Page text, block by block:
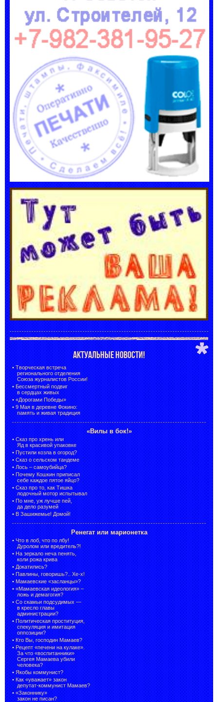
АКТУАЛЬНЫЕ НОВОСТИ!
• Творческая встреча
регионального отделения
Союза журналистов России!
• Бессмертный подвиг
в сердцах живых
• «Дорогами Победы»
• 9 Мая в деревне Фокино:
память и живая традиция
«Вилы в бок!»
• Сказ про хрень или
Яд в красивой упаковке
• Пустили козла в огород?
• Сказ о сельском тандеме
• Лось – самоубийца?
• Почему Кошкин приписал
себе каждое пятое яйцо?
• Сказ про то, как Тишка
лодочный мотор испытывал
• По мне, уж лучше пей,
да дело разумей
• В Зашижемье! Домой!
Ренегат или марионетка
• Что в лоб, что по лбу!
Дуролом или вредитель?!
• На зеркало неча пенять,
коли рожа крива
• Докатились?
• Павлины, говоришь?.. Хе-х!
• Мамаевские «засланцы»?
• «Мамаевская идеология» –
ложь и демагогия?
• Со скамьи подсудимых —
в кресло главы
администрации?
• Политическая проституция,
спекуляция и имитация
оппозиции?
• Кто Вы, господин Мамаев?
• Рецепт «печени на кулаке».
За что «воспитанники»
Сергея Мамаева убили
человека?
• Якобы коммунист?
• Как «уважает» закон
депутат-коммунист Мамаев?
• «Законнику»
закон не писан?